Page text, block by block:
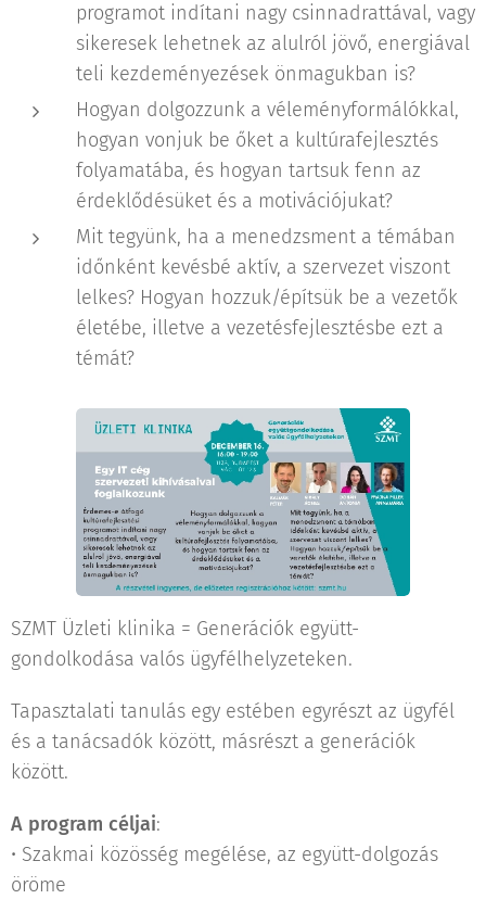
programot indítani nagy csinnadrattával, vagy
sikeresek lehetnek az alulról jövő, energiával
teli kezdeményezések önmagukban is?
Hogyan dolgozzunk a véleményformálókkal,
hogyan vonjuk be őket a kultúrafejlesztés
folyamatába, és hogyan tartsuk fenn az
érdeklődésüket és a motivációjukat?
Mit tegyünk, ha a menedzsment a témában
időnként kevésbé aktív, a szervezet viszont
lelkes? Hogyan hozzuk/építsük be a vezetők
életébe, illetve a vezetésfejlesztésbe ezt a
témát?
SZMT Üzleti klinika = Generációk együtt-
gondolkodása valós ügyfélhelyzeteken.
Tapasztalati tanulás egy estében egyrészt az ügyfél
és a tanácsadók között, másrészt a generációk
között.
A program céljai:
• Szakmai közösség megélése, az együtt-dolgozás
öröme